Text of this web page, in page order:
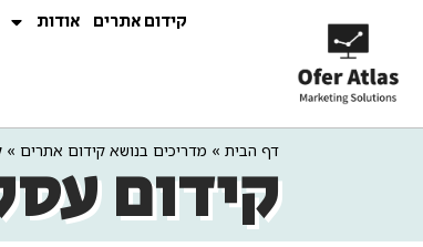
קידום אתרים אודות
דף הבית » מדריכים בנושא קידום אתרים » קידום